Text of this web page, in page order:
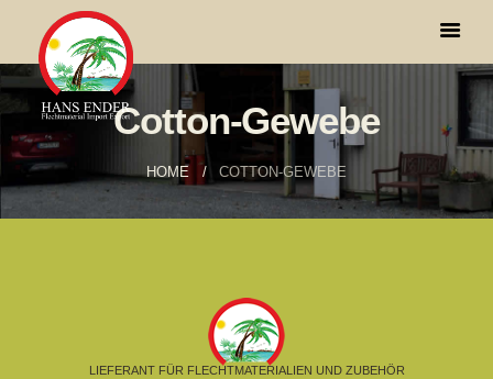
Cotton-Gewebe
HOME COTTON-GEWEBE
LIEFERANT FÜR FLECHTMATERIALIEN UND ZUBEHÖR